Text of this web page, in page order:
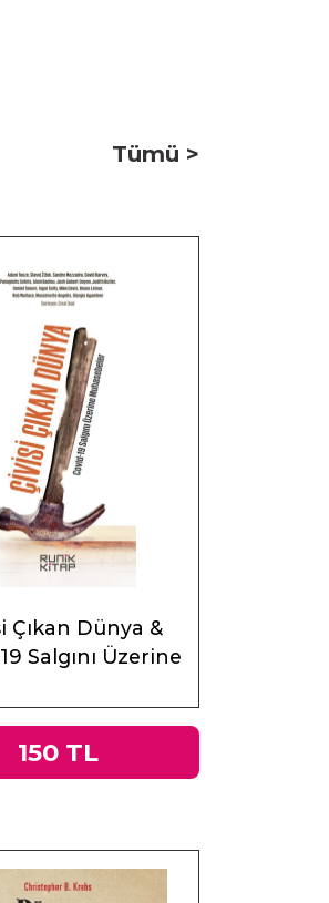
Tümü >
Çıkan Dünya &
Salgını Üzerine
150 TL